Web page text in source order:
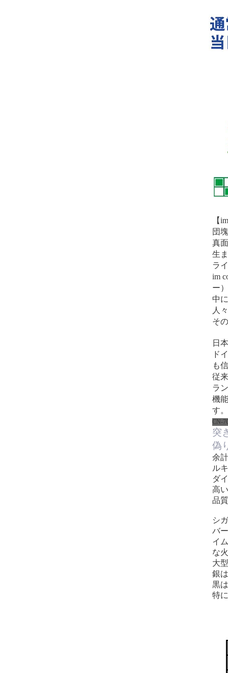
【
団
真
生
ラ
im
ー
中
人
そ
日
ド
も
従
ラ
機
す。
CN-
突
偽
余
ル
ダ
高
品
シ
バ
イ
な
大
銀
黒
特